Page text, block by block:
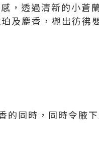
，透過清新的小蒼
及麝香，襯出彷彿
的同時，同時令腋